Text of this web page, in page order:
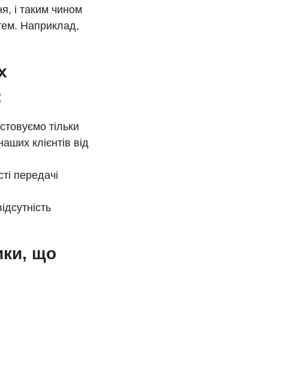
і таким чином
Наприклад,
тільки
клієнтів від
передачі
що